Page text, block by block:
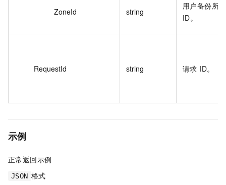
ZoneId string
用户备份所
ID。
RequestId string 请求 ID。
示例
正常返回示例
JSON 格式